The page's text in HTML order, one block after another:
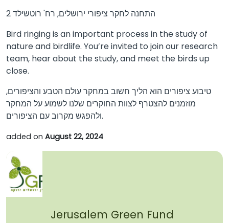
התחנה לחקר ציפורי ירושלים, רח' רוטשילד 2
Bird ringing is an important process in the study of
nature and birdlife. You’re invited to join our research
team, hear about the study, and meet the birds up
close.
טיבוע ציפורים הוא הליך חשוב במחקר עולם הטבע והציפורים,
מוזמנים להצטרף לצוות החוקרים שלנו לשמוע על המחקר
ולהפגש מקרוב עם הציפורים.
added on August 22, 2024
Jerusalem Green Fund